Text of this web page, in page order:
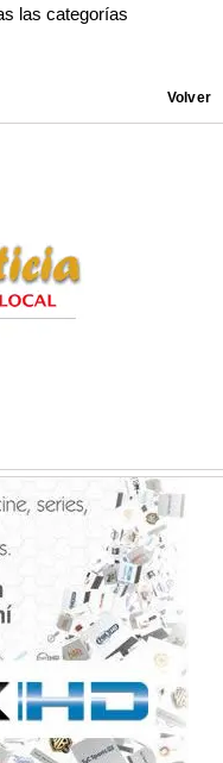
las categorías
Volver